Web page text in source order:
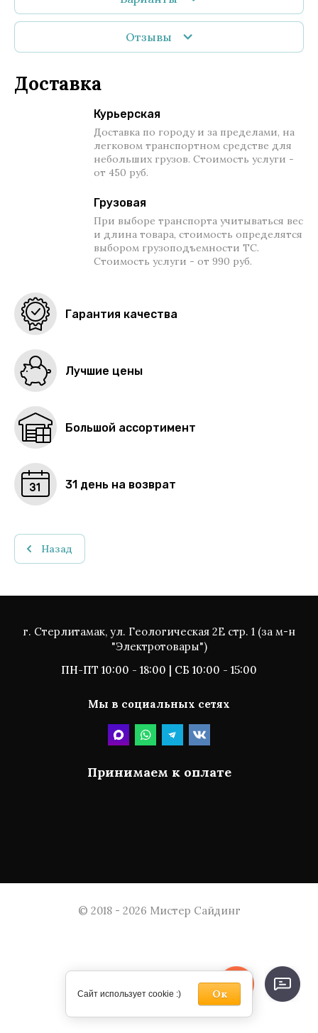
Отзывы
Доставка
Курьерская
Доставка по городу и за пределами, на
легковом транспортном средстве для
небольших грузов. Стоимость услуги -
от 450 руб.
Грузовая
При выборе транспорта учитываться вес
и длина товара, стоимость определятся
выбором грузоподъемности ТС.
Стоимость услуги - от 990 руб.
Гарантия качества
Лучшие цены
Большой ассортимент
31 день на возврат
Назад
г. Стерлитамак, ул. Геологическая 2Е стр. 1 (за м-н
"Электротовары")
ПН-ПТ 10:00 - 18:00 | СБ 10:00 - 15:00
Принимаем к оплате
Мы в социальных сетях
© 2018 - 2026 Мистер Сайдинг
Megagroup.ru
Сайт использует cookie :) Ок